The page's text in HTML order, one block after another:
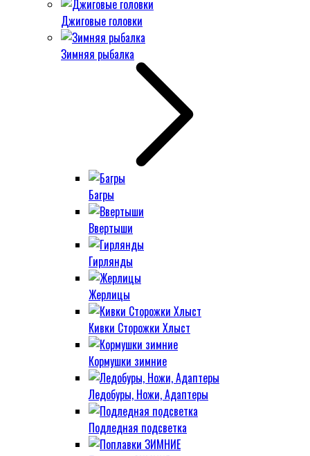
Джиговые головки
Зимняя рыбалка
Багры
Ввертыши
Гирлянды
Жерлицы
Кивки Сторожки Хлыст
Кормушки зимние
Ледобуры, Ножи, Адаптеры
Подледная подсветка